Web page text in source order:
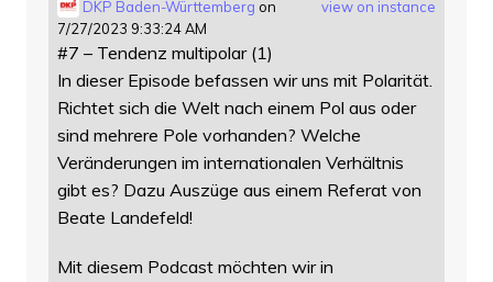
view on instance
DKP Baden-Württemberg on
7/27/2023 9:33:24 AM
#7 – Tendenz multipolar (1)
In dieser Episode befassen wir uns mit Polarität.
Richtet sich die Welt nach einem Pol aus oder
sind mehrere Pole vorhanden? Welche
Veränderungen im internationalen Verhältnis
gibt es? Dazu Auszüge aus einem Referat von
Beate Landefeld!
Mit diesem Podcast möchten wir in